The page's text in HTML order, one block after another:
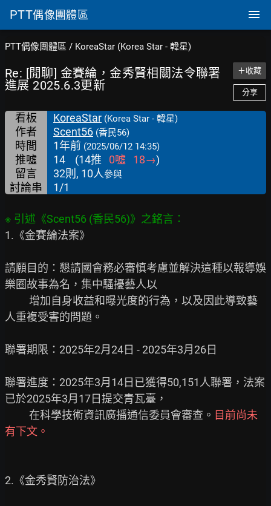
PTT偶像團體區
PTT偶像團體區 / KoreaStar (Korea Star - 韓星)
Re: [閒聊] 金賽綸，金秀賢相關法令聯署
進展 2025.6.3更新
＋收藏
分享
看板 KoreaStar (Korea Star - 韓星)
作者 Scent56 (香民56)
時間 1年前 (2025/06/12 14:35)
推噓 14 (14推 0噓 18→)
留言
32則, 10人參與
討論串 1/1
1.《金賽綸法案》
請願目的：懇請國會務必審慎考慮並解決這種以報導娛
樂圈故事為名，集中騷擾藝人以
人重複受害的問題。
聯署期限：2025年2月24日 - 2025年3月26日
聯署進度：2025年3月14日已獲得50,151人聯署，法案
已於2025年3月17日提交青瓦臺，
          在科學技術資訊廣播通信委員會審查。
目前尚未
有下文。
2.《金秀賢防治法》